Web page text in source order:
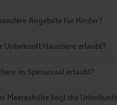
Angebote für Kinder?
Unterkunft Haustiere erlaubt?
im Speisesaal erlaubt?
Meereshöhe liegt die